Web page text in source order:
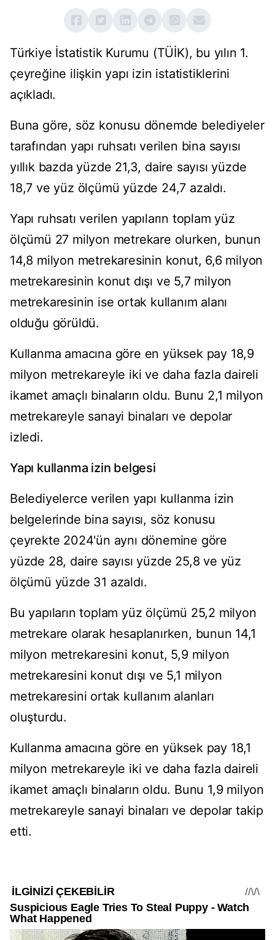
Türkiye İstatistik Kurumu (TÜİK), bu yılın 1.
çeyreğine ilişkin yapı izin istatistiklerini
açıkladı.
Buna göre, söz konusu dönemde belediyeler
tarafından yapı ruhsatı verilen bina sayısı
yıllık bazda yüzde 21,3, daire sayısı yüzde
18,7 ve yüz ölçümü yüzde 24,7 azaldı.
Yapı ruhsatı verilen yapıların toplam yüz
ölçümü 27 milyon metrekare olurken, bunun
14,8 milyon metrekaresinin konut, 6,6 milyon
metrekaresinin konut dışı ve 5,7 milyon
metrekaresinin ise ortak kullanım alanı
olduğu görüldü.
Kullanma amacına göre en yüksek pay 18,9
milyon metrekareyle iki ve daha fazla daireli
ikamet amaçlı binaların oldu. Bunu 2,1 milyon
metrekareyle sanayi binaları ve depolar
izledi.
Yapı kullanma izin belgesi
Belediyelerce verilen yapı kullanma izin
belgelerinde bina sayısı, söz konusu
çeyrekte 2024'ün aynı dönemine göre
yüzde 28, daire sayısı yüzde 25,8 ve yüz
ölçümü yüzde 31 azaldı.
Bu yapıların toplam yüz ölçümü 25,2 milyon
metrekare olarak hesaplanırken, bunun 14,1
milyon metrekaresini konut, 5,9 milyon
metrekaresini konut dışı ve 5,1 milyon
metrekaresini ortak kullanım alanları
oluşturdu.
Kullanma amacına göre en yüksek pay 18,1
milyon metrekareyle iki ve daha fazla daireli
ikamet amaçlı binaların oldu. Bunu 1,9 milyon
metrekareyle sanayi binaları ve depolar takip
etti.